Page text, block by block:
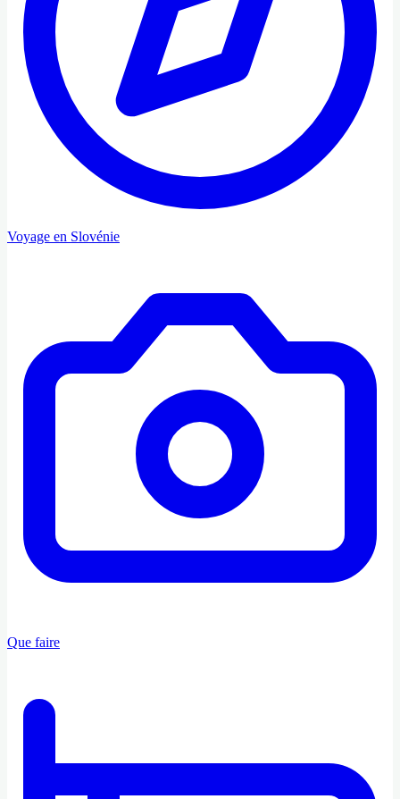
Voyage en Slovénie
Que faire